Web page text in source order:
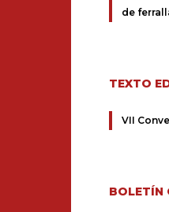
de
TEXTO
VII
BOLETÍN